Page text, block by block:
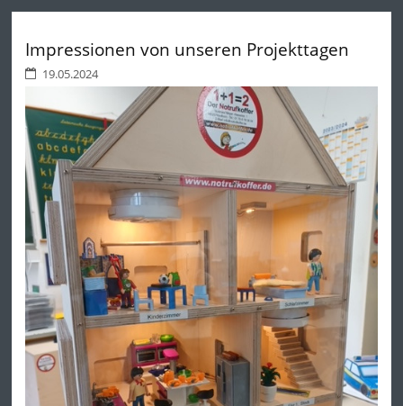
Impressionen von unseren Projekttagen
19.05.2024